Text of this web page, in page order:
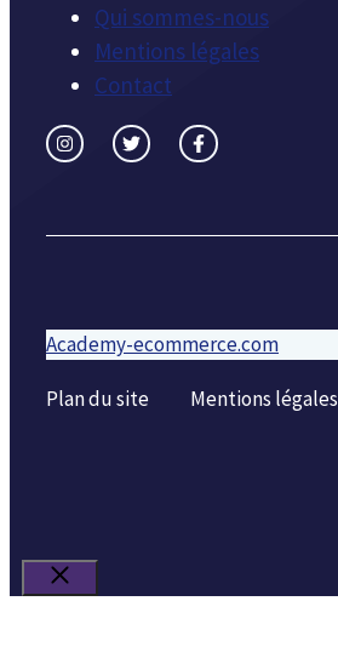
Qui sommes-nous
Mentions légales
Contact
Academy-ecommerce.com
Plan du site Mentions légales
Fermer